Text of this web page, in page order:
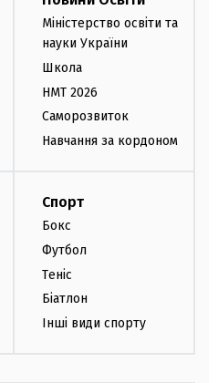
Міністерство освіти та
науки України
Школа
НМТ 2026
Саморозвиток
Навчання за кордоном
Спорт
Бокс
Футбол
Теніс
Біатлон
Інші види спорту